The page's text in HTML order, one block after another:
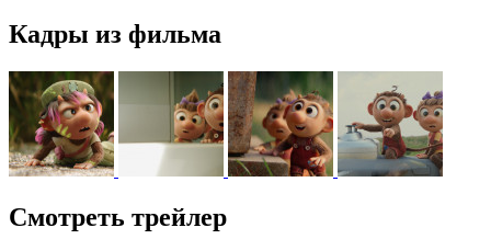
Кадры из фильма
Смотреть трейлер